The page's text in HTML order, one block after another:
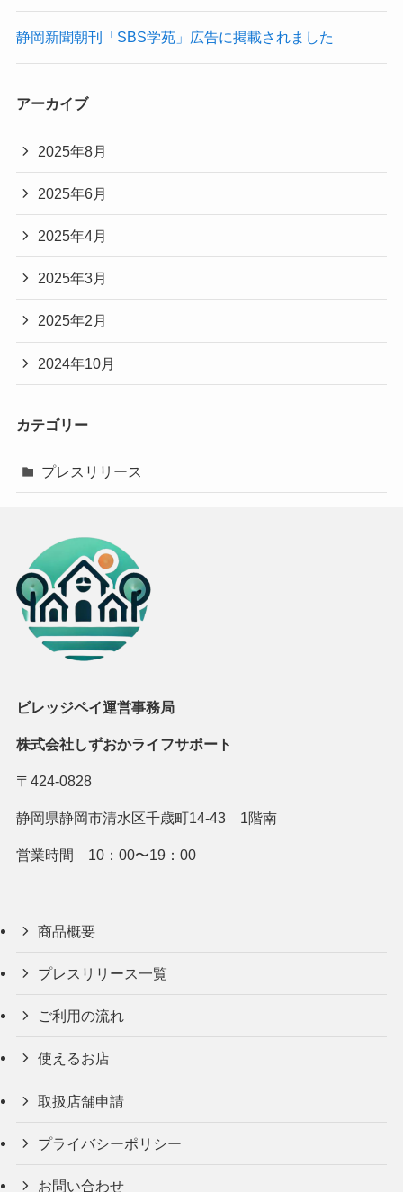
静岡新聞朝刊「SBS学苑」広告に掲載されました
アーカイブ
2025年8月
2025年6月
2025年4月
2025年3月
2025年2月
2024年10月
カテゴリー
プレスリリース
ビレッジペイ運営事務局
株式会社しずおかライフサポート
〒424-0828
静岡県静岡市清水区千歳町14-43 1階南
営業時間 10：00〜19：00
商品概要
プレスリリース一覧
ご利用の流れ
使えるお店
取扱店舗申請
プライバシーポリシー
お問い合わせ